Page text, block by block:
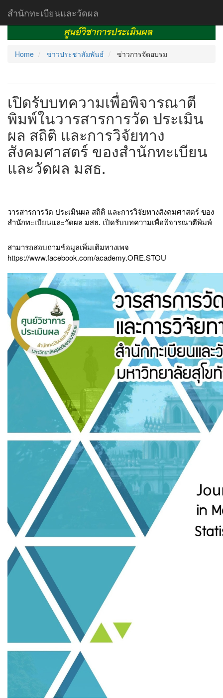
สำนักทะเบียนและวัดผล
Home ข่าวประชาสัมพันธ์ ข่าวการจัดอบรม
เปิดรับบทความเพื่อพิจารณาตี
พิมพ์ในวารสารการวัด ประเมิน
ผล สถิติ และการวิจัยทาง
สังคมศาสตร์ ของสำนักทะเบียน
และวัดผล มสธ.
วารสารการวัด ประเมินผล สถิติ และการวิจัยทางสังคมศาสตร์ ของ
สำนักทะเบียนและวัดผล มสธ. เปิดรับบทความเพื่อพิจารณาตีพิมพ์
สามารถสอบถามข้อมูลเพิ่มเติมทางเพจ
https://www.facebook.com/academy.ORE.STOU